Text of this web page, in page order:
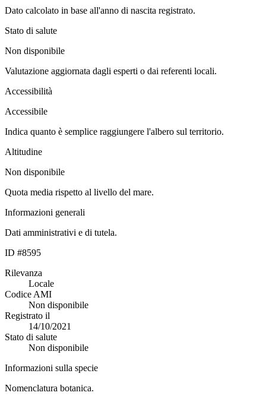
Dato calcolato in base all'anno di nascita registrato.
Stato di salute
Non disponibile
Valutazione aggiornata dagli esperti o dai referenti locali.
Accessibilità
Accessibile
Indica quanto è semplice raggiungere l'albero sul territorio.
Altitudine
Non disponibile
Quota media rispetto al livello del mare.
Informazioni generali
Dati amministrativi e di tutela.
ID #8595
Rilevanza
Locale
Codice AMI
Non disponibile
Registrato il
14/10/2021
Stato di salute
Non disponibile
Informazioni sulla specie
Nomenclatura botanica.